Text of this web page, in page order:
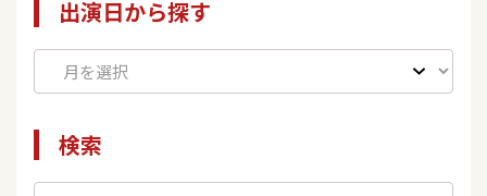
出演日から探す
検索